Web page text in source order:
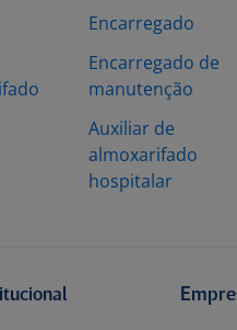
Encarregado
Encarregado de
manutenção
Auxiliar de
almoxarifado
hospitalar